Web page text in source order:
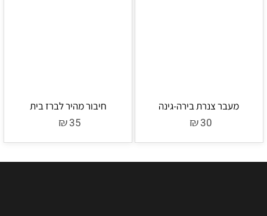
מעבר צנרת בירה-גינה
₪30
חיבור מהיר לברז בית
₪35